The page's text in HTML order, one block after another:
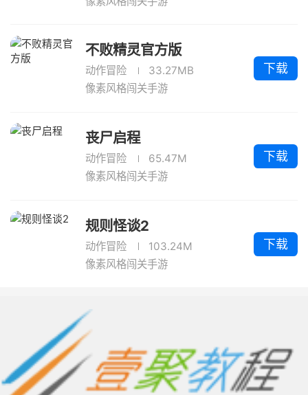
不败精灵官方版
动作冒险
33.27MB
像素风格闯关手游
下载
丧尸启程
动作冒险
65.47M
像素风格闯关手游
下载
规则怪谈2
动作冒险
103.24M
像素风格闯关手游
下载